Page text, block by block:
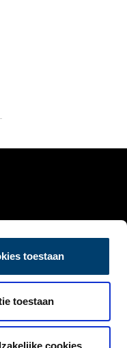
toestaan
toestaan
cookies